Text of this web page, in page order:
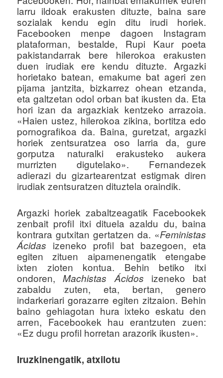
larru ildoak erakusten dituzte, baina sare
sozialak kendu egin ditu irudi horiek.
Facebooken menpe dagoen Instagram
plataforman, bestalde, Rupi Kaur poeta
pakistandarrak bere hilerokoa erakusten
duen irudiak ere kendu dituzte. Argazki
horietako batean, emakume bat ageri zen
pijama jantzita, bizkarrez ohean etzanda,
eta galtzetan odol orban bat ikusten da. Eta
hori izan da argazkiak kentzeko arrazoia.
«Haien ustez, hilerokoa zikina, bortitza edo
pornografikoa da. Baina, guretzat, argazki
horiek zentsuratzea oso larria da, gure
gorputza naturalki erakusteko aukera
murrizten digutelako». Fernandezek
adierazi du gizartearentzat estigmak diren
irudiak zentsuratzen dituztela oraindik.
Argazki horiek zabaltzeagatik Facebookek
zenbait profil itxi dituela azaldu du, baina
kontrara gutxitan gertatzen da. «Feministas
Ácidas izeneko profil bat bazegoen, eta
egiten zituen aipamenengatik etengabe
ixten zioten kontua. Behin betiko itxi
ondoren,Machistas Ácidos izeneko bat
zabaldu zuten, eta, bertan, genero
indarkeriari gorazarre egiten zitzaion. Behin
baino gehiagotan hura ixteko eskatu den
arren, Facebookek hau erantzuten zuen:
«Ez dugu profil horretan arazorik ikusten».
Iruzkinengatik, atxilotu